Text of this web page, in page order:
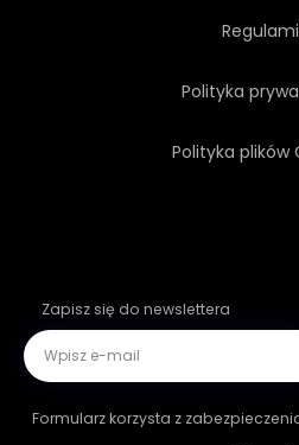
Polityka
Polityka plików
Zapisz się do newslettera
Formularz korzysta z